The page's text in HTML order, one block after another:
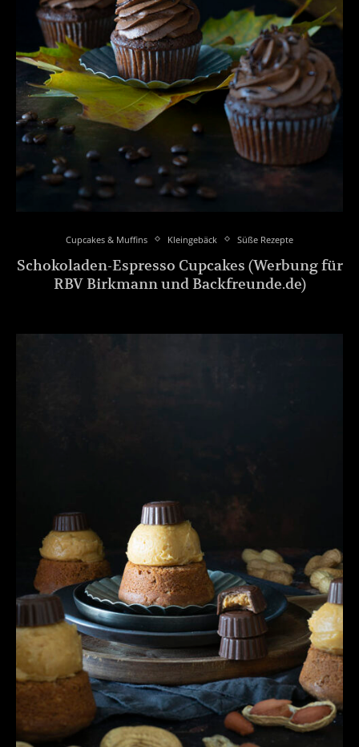
Cupcakes & Muffins Kleingebäck Süße Rezepte
Schokoladen-Espresso Cupcakes (Werbung für
RBV Birkmann und Backfreunde.de)